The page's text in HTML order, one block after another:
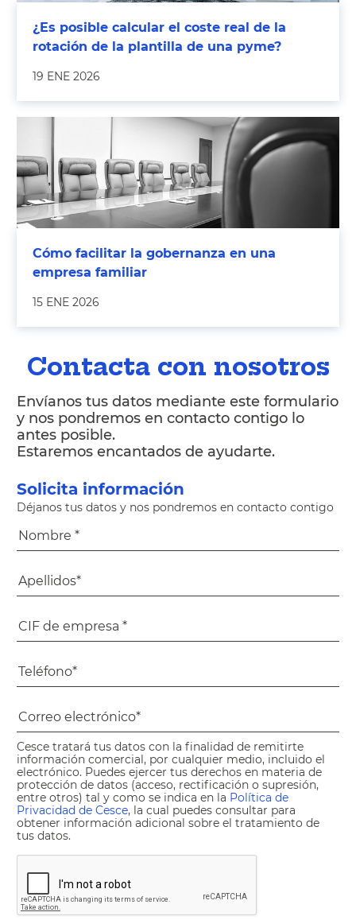
¿Es posible calcular el coste real de la
rotación de la plantilla de una pyme?
19 ENE 2026
Cómo facilitar la gobernanza en una
empresa familiar
15 ENE 2026
Contacta con nosotros
Envíanos tus datos mediante este formulario
y nos pondremos en contacto contigo lo
antes posible.
Estaremos encantados de ayudarte.
Solicita información
Déjanos tus datos y nos pondremos en contacto contigo
Cesce tratará tus datos con la finalidad de remitirte
información comercial, por cualquier medio, incluido el
electrónico. Puedes ejercer tus derechos en materia de
protección de datos (acceso, rectificación o supresión,
entre otros) tal y como se indica en la Política de
Privacidad de Cesce, la cual puedes consultar para
obtener información adicional sobre el tratamiento de
tus datos.